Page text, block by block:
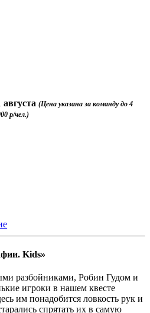
(Цена указана за команду до 4
р/чел.)
Kids»
разбойниками, Робин Гудом и
игроки в нашем квесте
им понадобится ловкость рук и
спрятать их в самую